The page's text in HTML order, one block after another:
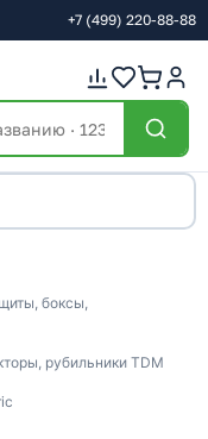
+7 (499) 220-88-88
боксы,
рубильники TDM